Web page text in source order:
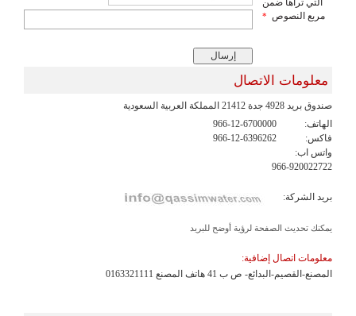
مربع النصوص *
معلومات الاتصال
صندوق بريد 4928 جدة 21412 المملكة العربية السعودية
الهاتف:
966-12-6700000
فاكس:
966-12-6396262
واتس اب:
966-920022722
بريد الشركة:
يمكنك تحديث الصفحة لرؤية أوضح للبريد
معلومات اتصال إضافية:
المصنع-القصيم-البدائع- ص ب 41 هاتف المصنع 0163321111